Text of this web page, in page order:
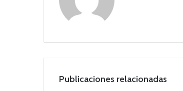
Publicaciones relacionadas